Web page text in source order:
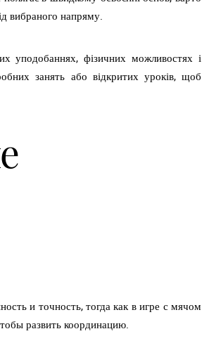
вибраного напряму.
уподобаннях, фізичних можливостях і
занять або відкритих уроків, щоб
и точность, тогда как в игре с мячом
развить координацию.